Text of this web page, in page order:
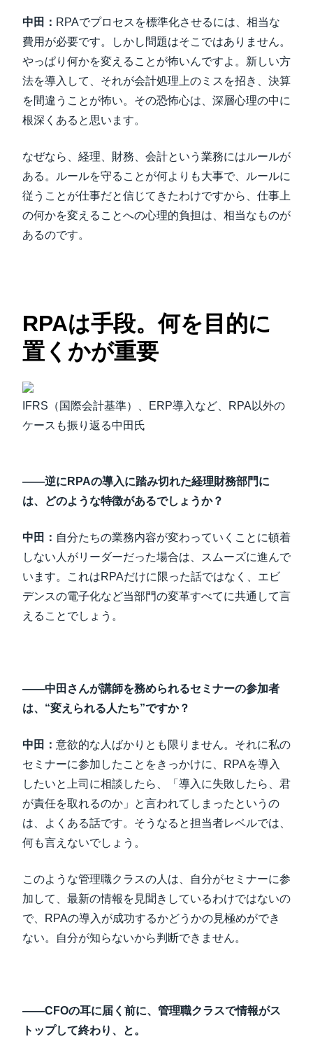
中田： RPAでプロセスを標準化させるには、相当な
費用が必要です。しかし問題はそこではありません。
やっぱり何かを変えることが怖いんですよ。新しい方
法を導入して、それが会計処理上のミスを招き、決算
を間違うことが怖い。その恐怖心は、深層心理の中に
根深くあると思います。
なぜなら、経理、財務、会計という業務にはルールが
ある。ルールを守ることが何よりも大事で、ルールに
従うことが仕事だと信じてきたわけですから、仕事上
の何かを変えることへの心理的負担は、相当なものが
あるのです。
RPAは手段。何を目的に
置くかが重要
IFRS（国際会計基準）、ERP導入など、RPA以外の
ケースも振り返る中田氏
――逆にRPAの導入に踏み切れた経理財務部門に
は、どのような特徴があるでしょうか？
中田： 自分たちの業務内容が変わっていくことに頓着
しない人がリーダーだった場合は、スムーズに進んで
います。これはRPAだけに限った話ではなく、エビ
デンスの電子化など当部門の変革すべてに共通して言
えることでしょう。
――中田さんが講師を務められるセミナーの参加者
は、“変えられる人たち”ですか？
中田： 意欲的な人ばかりとも限りません。それに私の
セミナーに参加したことをきっかけに、RPAを導入
したいと上司に相談したら、「導入に失敗したら、君
が責任を取れるのか」と言われてしまったというの
は、よくある話です。そうなると担当者レベルでは、
何も言えないでしょう。
このような管理職クラスの人は、自分がセミナーに参
加して、最新の情報を見聞きしているわけではないの
で、RPAの導入が成功するかどうかの見極めができ
ない。自分が知らないから判断できません。
――CFOの耳に届く前に、管理職クラスで情報がス
トップして終わり、と。